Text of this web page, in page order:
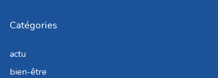
Catégories
actu
bien-être